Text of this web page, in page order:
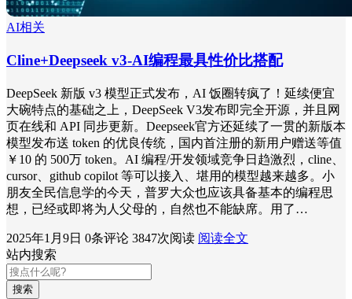
AI相关
Cline+Deepseek v3-AI编程最具性价比搭配
DeepSeek 新版 v3 模型正式发布，AI 饭圈转疯了！延续便宜
大碗特点的基础之上，DeepSeek V3发布即完全开源，并且网
页在线和 API 同步更新。Deepseek官方还延续了一贯的新版本
模型发布送 token 的优良传统，国内首注册的新用户赠送等值
￥10 的 500万 token。AI 编程/开发领域竞争日趋激烈，cline、
cursor、github copilot 等可以接入、堪用的模型越来越多。小
朋友全民信息学的今天，普罗大众也应该具备基本的编程思
想，已经或即将为人父母的，自然也不能缺席。用了…
2025年1月9日 0条评论 3847次阅读 阅读全文
站内搜索
搜索